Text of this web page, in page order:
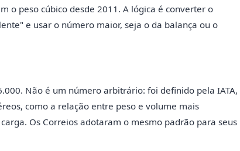
o peso cúbico desde 2011. A lógica é converter o
e usar o número maior, seja o da balança ou o
Não é um número arbitrário: foi definido pela IATA,
como a relação entre peso e volume mais
Os Correios adotaram o mesmo padrão para seus